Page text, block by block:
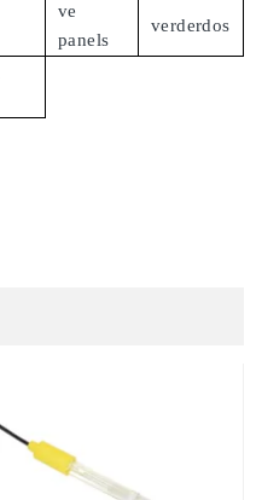
ve
panels
verderdos